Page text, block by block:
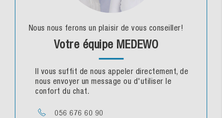
Nous nous ferons un plaisir de vous conseiller!
Votre équipe MEDEWO
Il vous suffit de nous appeler directement, de
nous envoyer un message ou d'utiliser le
confort du chat.
056 676 60 90